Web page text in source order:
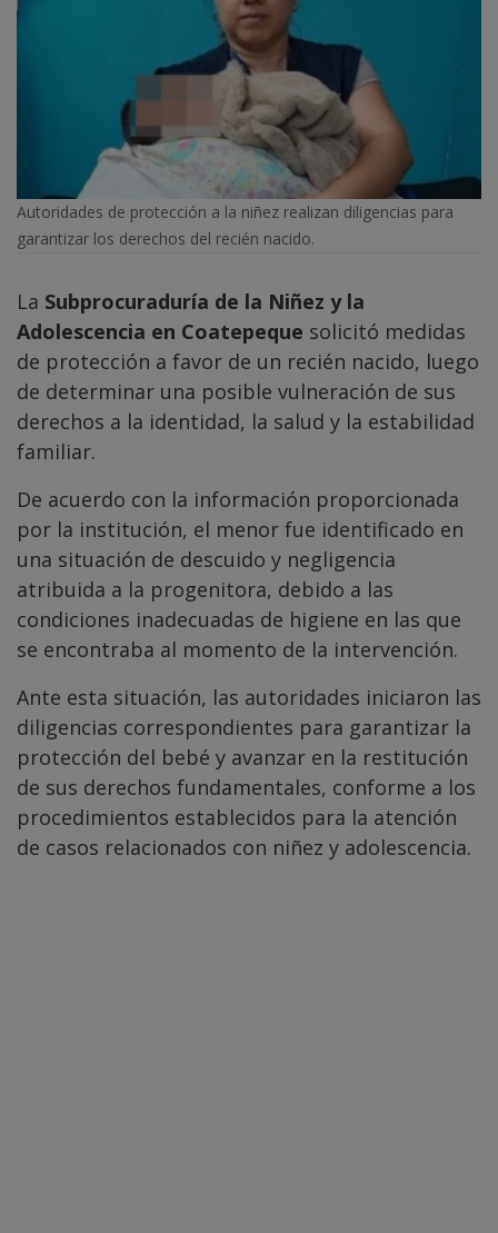
Autoridades de protección a la niñez realizan diligencias para
garantizar los derechos del recién nacido.
La Subprocuraduría de la Niñez y la
Adolescencia en Coatepeque solicitó medidas
de protección a favor de un recién nacido, luego
de determinar una posible vulneración de sus
derechos a la identidad, la salud y la estabilidad
familiar.
De acuerdo con la información proporcionada
por la institución, el menor fue identificado en
una situación de descuido y negligencia
atribuida a la progenitora, debido a las
condiciones inadecuadas de higiene en las que
se encontraba al momento de la intervención.
Ante esta situación, las autoridades iniciaron las
diligencias correspondientes para garantizar la
protección del bebé y avanzar en la restitución
de sus derechos fundamentales, conforme a los
procedimientos establecidos para la atención
de casos relacionados con niñez y adolescencia.